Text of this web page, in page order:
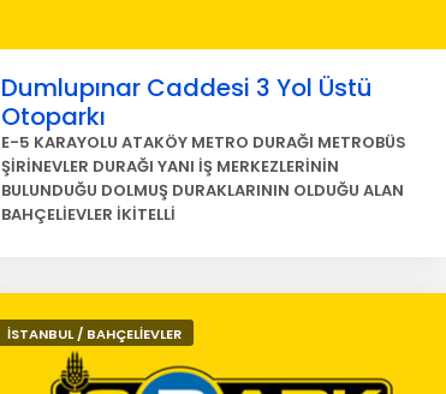
Dumlupınar Caddesi 3 Yol Üstü
Otoparkı
E-5 KARAYOLU ATAKÖY METRO DURAĞI METROBÜS
ŞİRİNEVLER DURAĞI YANI İŞ MERKEZLERİNİN
BULUNDUĞU DOLMUŞ DURAKLARININ OLDUĞU ALAN
BAHÇELİEVLER İKİTELLİ
İSTANBUL / BAHÇELİEVLER